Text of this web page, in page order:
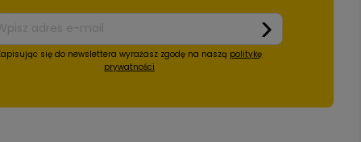
się do newslettera wyrażasz zgodę na naszą politykę
prywatności